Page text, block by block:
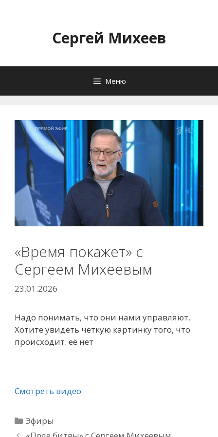
содержимомуСергей Михеев
Меню
«Время покажет» с
Сергеем Михеевым
23.01.2026
Надо понимать, что они нами управляют.
Хотите увидеть чёткую картинку того, что
происходит: её нет
Смотреть видео
Рубрики
Эфиры